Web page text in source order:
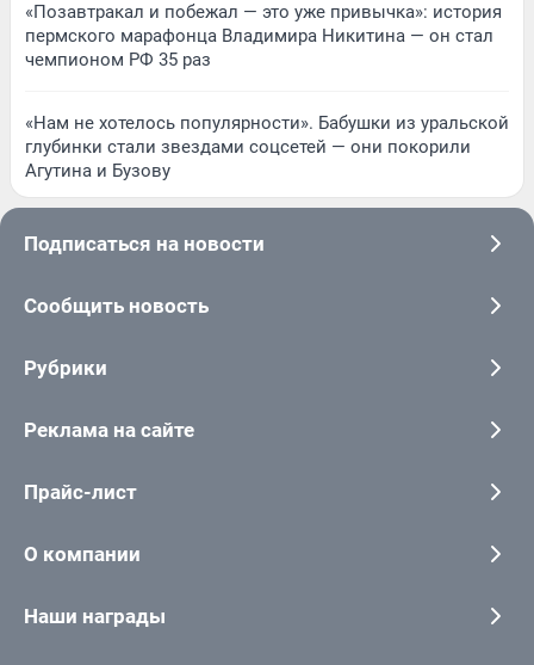
«Позавтракал и побежал — это уже привычка»: история
пермского марафонца Владимира Никитина — он стал
чемпионом РФ 35 раз
«Нам не хотелось популярности». Бабушки из уральской
глубинки стали звездами соцсетей — они покорили
Агутина и Бузову
Подписаться на новости
Сообщить новость
Рубрики
Реклама на сайте
Прайс-лист
О компании
Наши награды